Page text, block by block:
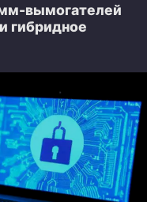
вымогателей
гибридное